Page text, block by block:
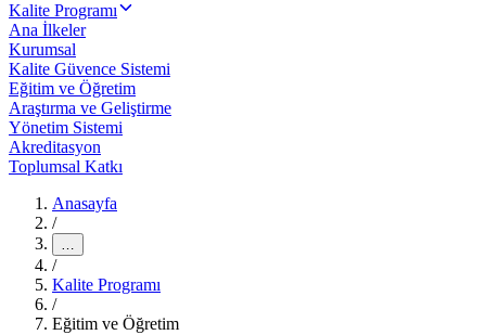
Kalite Programı
Ana İlkeler
Kurumsal
Kalite Güvence Sistemi
Eğitim ve Öğretim
Araştırma ve Geliştirme
Yönetim Sistemi
Akreditasyon
Toplumsal Katkı
Anasayfa
/
…
/
Kalite Programı
/
Eğitim ve Öğretim